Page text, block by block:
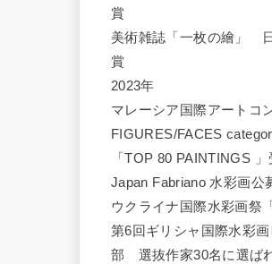
賞
美術雑誌「一枚の繪」
賞
2023年
マレーシア国際アートコ
FIGURES/FACES
「TOP 80 PAINTINGS 」
Japan Fabriano 水彩画公
ウクライナ国際水彩画祭
第6回ギリシャ国際水彩
部 選抜作家30名に選ば